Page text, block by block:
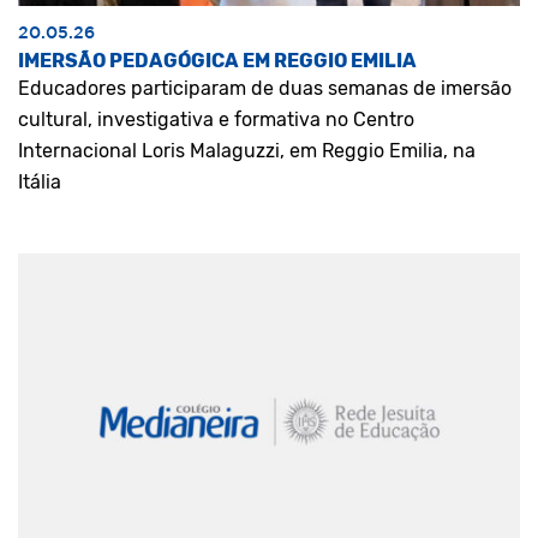
20.05.26
IMERSÃO PEDAGÓGICA EM REGGIO EMILIA
Educadores participaram de duas semanas de imersão
cultural, investigativa e formativa no Centro
Internacional Loris Malaguzzi, em Reggio Emilia, na
Itália